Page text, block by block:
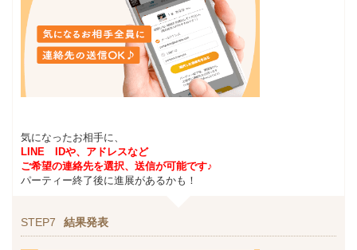
気になったお相手に、
LINE IDや、アドレスなど
ご希望の連絡先を選択、送信が可能です♪
パーティー終了後に進展があるかも！
STEP7 結果発表